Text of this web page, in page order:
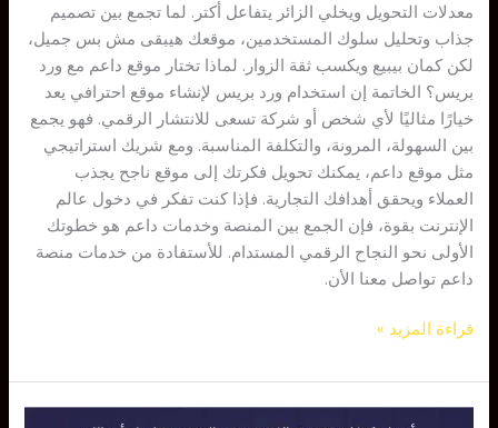
معدلات التحويل ويخلي الزائر يتفاعل أكتر. لما تجمع بين تصميم
جذاب وتحليل سلوك المستخدمين، موقعك هيبقى مش بس جميل،
لكن كمان بيبيع ويكسب ثقة الزوار. لماذا تختار موقع داعم مع ورد
بريس؟ الخاتمة إن استخدام ورد بريس لإنشاء موقع احترافي يعد
خيارًا مثاليًا لأي شخص أو شركة تسعى للانتشار الرقمي. فهو يجمع
بين السهولة، المرونة، والتكلفة المناسبة. ومع شريك استراتيجي
مثل موقع داعم، يمكنك تحويل فكرتك إلى موقع ناجح يجذب
العملاء ويحقق أهدافك التجارية. فإذا كنت تفكر في دخول عالم
الإنترنت بقوة، فإن الجمع بين المنصة وخدمات داعم هو خطوتك
الأولى نحو النجاح الرقمي المستدام. للأستفادة من خدمات منصة
داعم تواصل معنا الأن.
قراءة المزيد »